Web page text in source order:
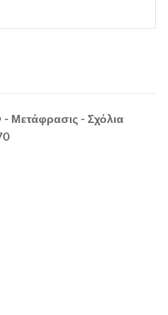
Μετάφρασις - Σχόλια